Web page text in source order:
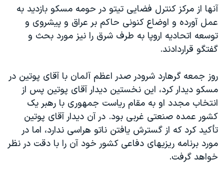
علم و فناوری
اسرائیل در جنگ
گالری عکس
رمز مهسا
ورزش زنان در ایران
اعتراضات زن، زندگی، آزادی
تریبونال مردمی آبان ۹۸
دادگاه حمید نوری
چهل سال گروگان‌گیری
قانون شفافیت دارائی کادر رهبری ایران
اعتراضات مردمی آبان ۹۸
زبانهای مختلف
آنها از مرکز کنترل فضايی تيتو در حومه مسکو بازديد به
عمل آورده و اوضاع کنونی حاکم بر عراق و پيشروی و
توسعه اتحاديه اروپا به طرف شرق را نيز مورد بحث و
گفتگو قراردادند.
روز جمعه گرهارد شرودر صدر اعظم آلمان با آقای پوتين در
مسکو ديدار کرد، اين نخستين ديدار آقای پوتين پس از
انتخاب مجدد او به مقام رياست جمهوری با رهبر يک
کشور عمده صنعتی غربی بود. در آن ديدار آقای پوتين
تأکيد کرد که از گسترش يافتن ناتو هراسی ندارد، اما در
مورد برنامه ريزيهای دفاعی کشور خود آن را با دقت در نظر
خواهد گرفت.